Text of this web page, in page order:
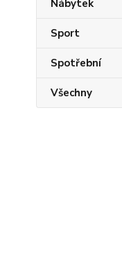
Nábytek
Sport
Spotřební
Všechny